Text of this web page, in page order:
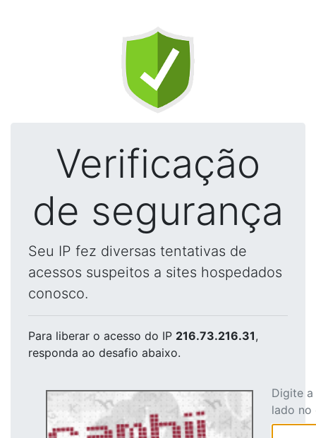
Verificação
de segurança
Seu IP fez diversas tentativas de
acessos suspeitos a sites hospedados
conosco.
Para liberar o acesso do IP 216.73.216.31,
responda ao desafio abaixo.
Digite
lado no